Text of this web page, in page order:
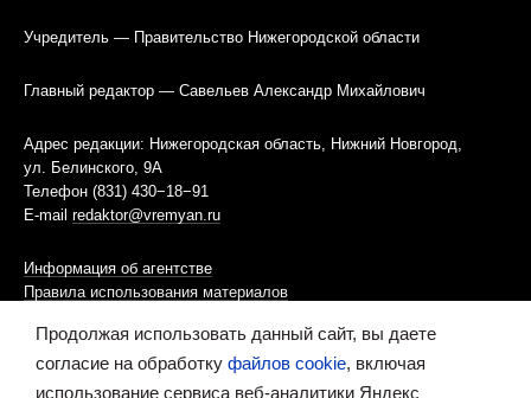
Учредитель — Правительство Нижегородской области
Главный редактор — Савельев Александр Михайлович
Адрес редакции: Нижегородская область, Нижний Новгород,
ул. Белинского, 9А
Телефон (831) 430−18−91
E-mail redaktor@vremyan.ru
Информация об агентстве
Правила использования материалов
Информационная политика использования «cookies»-файлов
Продолжая использовать данный сайт, вы даете
согласие на обработку файлов cookie, включая
использование сервиса веб-аналитики Яндекс